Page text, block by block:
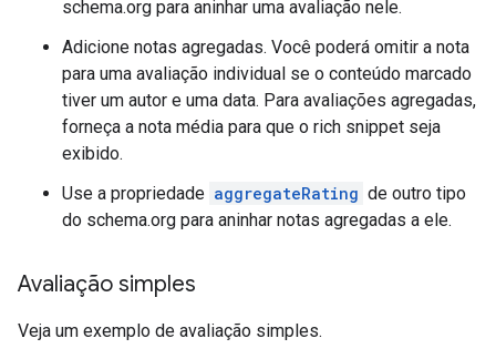
schema.org para aninhar uma avaliação nele.
Adicione notas agregadas. Você poderá omitir a nota
para uma avaliação individual se o conteúdo marcado
tiver um autor e uma data. Para avaliações agregadas,
forneça a nota média para que o rich snippet seja
exibido.
Use a propriedade aggregateRating de outro tipo
do schema.org para aninhar notas agregadas a ele.
Avaliação simples
Veja um exemplo de avaliação simples.